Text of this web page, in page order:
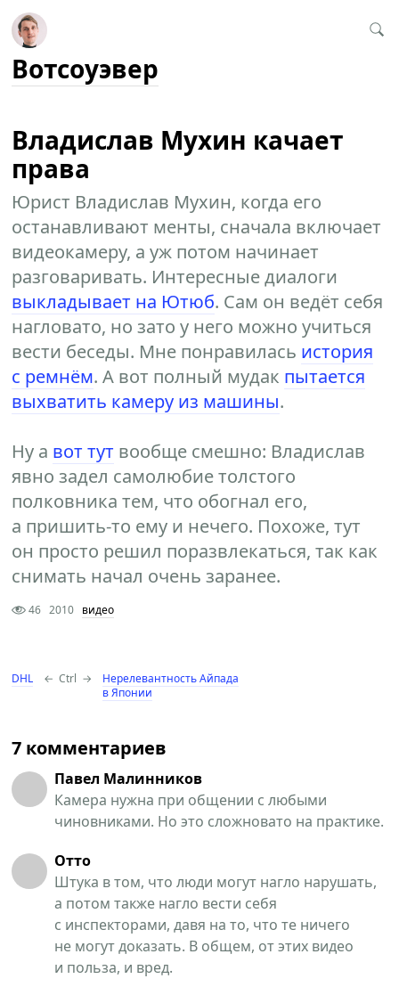
Вотсоуэвер
Владислав Мухин качает
права
Юрист Владислав Мухин, когда его
останавливают менты, сначала включает
видеокамеру, а уж потом начинает
разговаривать. Интересные диалоги
выкладывает на Ютюб. Сам он ведёт себя
нагловато, но зато у него можно учиться
вести беседы. Мне понравилась история
с ремнём. А вот полный мудак пытается
выхватить камеру из машины.
Ну а вот тут вообще смешно: Владислав
явно задел самолюбие толстого
полковника тем, что обогнал его,
а пришить-то ему и нечего. Похоже, тут
он просто решил поразвлекаться, так как
снимать начал очень заранее.
46 2010 видео
DHL ← Ctrl →
Нерелевантность Айпада
в Японии
7 комментариев
Павел Малинников
Камера нужна при общении с любыми
чиновниками. Но это сложновато на практике.
Отто
Штука в том, что люди могут нагло нарушать,
а потом также нагло вести себя
с инспекторами, давя на то, что те ничего
не могут доказать. В общем, от этих видео
и польза, и вред.